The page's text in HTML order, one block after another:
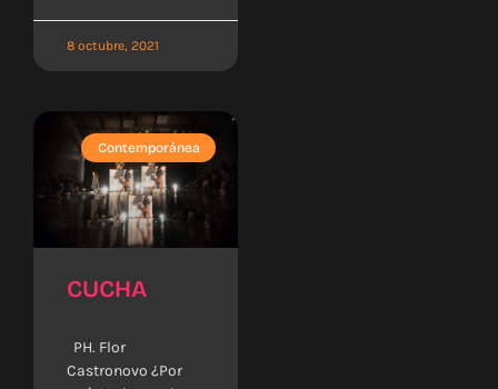
8 octubre, 2021
Contemporánea
CUCHA
PH. Flor
Castronovo ¿Por